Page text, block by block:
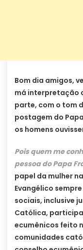
Bom dia amigos,
má interpretação
parte, com o tom
postagem do
os homens
Pois quem me
pessoa do Papa
papel da mulher
Evangélico
sociais, inclusive
Católica,
ecumênicos feito
comunidades